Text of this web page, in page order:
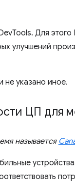
Для
улучшений
не указано иное.
ЦП для
называется